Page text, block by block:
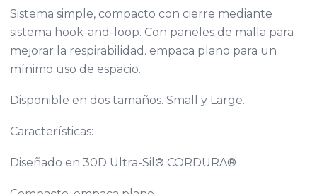
Sistema simple, compacto con cierre mediante
sistema hook-and-loop. Con paneles de malla para
mejorar la respirabilidad. empaca plano para un
mínimo uso de espacio.
Disponible en dos tamaños. Small y Large.
Características:
Diseñado en 30D Ultra-Sil® CORDURA®